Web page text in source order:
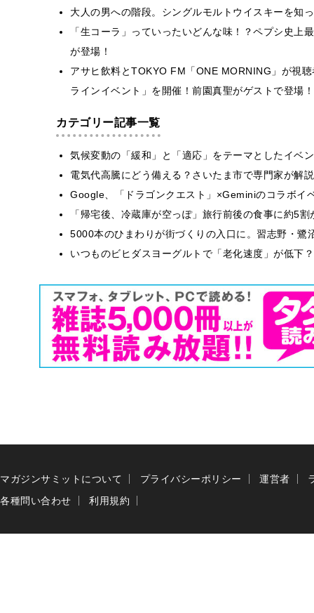
大人の男への階段。シングルモルトウイスキーを知
「生コーラ」っていったいどんな味！？ペプシ史上
が登場！
アサヒ飲料とTOKYO FM「ONE MORNING」が視
ラインイベント」を開催！前園真聖がゲストで登場！
カテゴリー記事一覧
気候変動の「緩和」と「適応」をテーマとしたイベ
電気代高騰にどう備える？さいたま市で専門家が解
Google、「ドラゴンクエスト」×Geminiのコラボイ
「帰宅後、冷蔵庫が空っぽ」旅行前後の食事に約5
5000本のひまわりが街づくりの入口に。習志野・
いつものビヒダスヨーグルトで「老化速度」が低
マガジンサミットについて プライバシーポリシー 運営者
各種問い合わせ
利用規約